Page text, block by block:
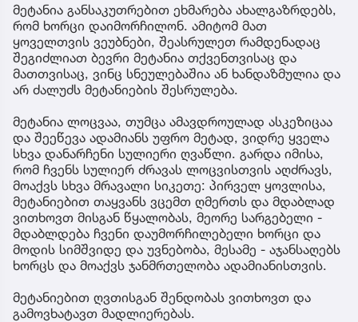
მეტანია განსაკუთრებით ეხმარება ახალგაზრდებს,
რომ ხორცი დაიმორჩილონ. ამიტომ მათ
ყოველთვის ვეუბნები, შეასრულეთ რამდენადაც
შეგიძლიათ ბევრი მეტანია თქვენთვისაც და
მათთვისაც, ვინც სნეულებაშია ან ხანდაზმულია და
არ ძალუძს მეტანიების შესრულება.
მეტანია ლოცვაა, თუმცა ამავდროულად ასკეზიცაა
და შეეწევა ადამიანს უფრო მეტად, ვიდრე ყველა
სხვა დანარჩენი სულიერი ღვაწლი. გარდა იმისა,
რომ ჩვენს სულიერ ძრავას ლოცვისთვის აღძრავს,
მოაქვს სხვა მრავალი სიკეთე: პირველ ყოვლისა,
მეტანიებით თაყვანს ვცემთ ღმერთს და მდაბლად
ვითხოვთ მისგან წყალობას, მეორე სარგებელი -
მდაბლდება ჩვენი დაუმორჩილებელი ხორცი და
მოდის სიმშვიდე და უვნებობა, მესამე - აჯანსაღებს
ხორცს და მოაქვს ჯანმრთელობა ადამიანისთვის.
მეტანიებით ღვთისგან შენდობას ვითხოვთ და
გამოვხატავთ მადლიერებას.